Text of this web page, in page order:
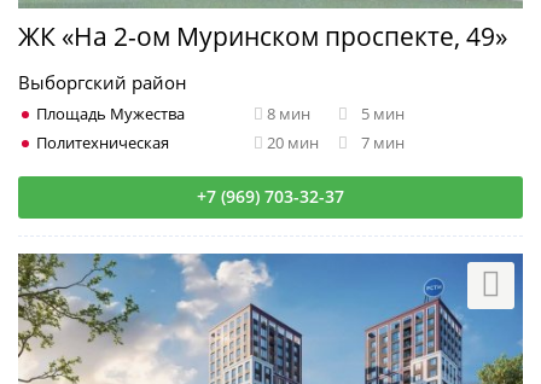
ЖК «На 2-ом Муринском проспекте, 49»
Выборгский район
Площадь Мужества 8 мин
5 мин
Политехническая
20 мин 7 мин
+7 (969) 703-32-37